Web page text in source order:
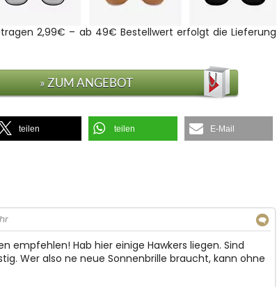
2,99€ – ab 49€ Bestellwert erfolgt die Lieferung
» ZUM ANGEBOT
teilen teilen E-Mail
empfehlen! Hab hier einige Hawkers liegen. Sind
Wer also ne neue Sonnenbrille braucht, kann ohne
↓